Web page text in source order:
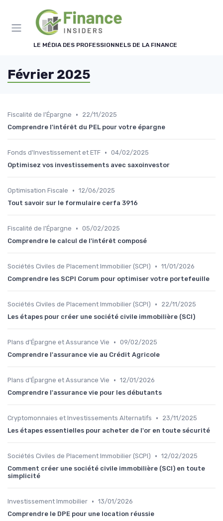
LE MÉDIA DES PROFESSIONNELS DE LA FINANCE
Février 2025
Fiscalité de l'Épargne •
22/11/2025
Comprendre l'intérêt du PEL pour votre épargne
Fonds d'Investissement et ETF • 04/02/2025
Optimisez vos investissements avec saxoinvestor
Optimisation Fiscale • 12/06/2025
Tout savoir sur le formulaire cerfa 3916
Fiscalité de l'Épargne • 05/02/2025
Comprendre le calcul de l'intérêt composé
Sociétés Civiles de Placement Immobilier (SCPI) • 11/01/2026
Comprendre les SCPI Corum pour optimiser votre portefeuille
Sociétés Civiles de Placement Immobilier (SCPI) •
22/11/2025
Les étapes pour créer une société civile immobilière (SCI)
Plans d'Épargne et Assurance Vie • 09/02/2025
Comprendre l'assurance vie au Crédit Agricole
Plans d'Épargne et Assurance Vie • 12/01/2026
Comprendre l'assurance vie pour les débutants
Cryptomonnaies et Investissements Alternatifs •
23/11/2025
Les étapes essentielles pour acheter de l'or en toute sécurité
Sociétés Civiles de Placement Immobilier (SCPI) • 12/02/2025
Comment créer une société civile immobilière (SCI) en toute
simplicité
Investissement Immobilier • 13/01/2026
Comprendre le DPE pour une location réussie